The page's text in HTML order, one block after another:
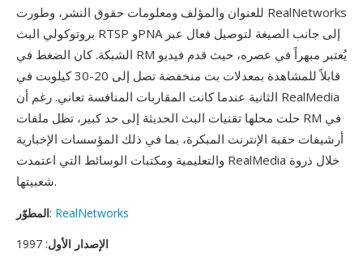
للعنوان والمؤلف ومعلومات حقوق النشر، وطورت RealNetworks
بروتوكولي البث RTSP وPNA إلى جانب الصيغة لتوصيل فعال عبر
الشبكة. كان الضغط في RM يُعتبر مبهراً في عصره، حيث قدم فيديو
قابلاً للمشاهدة بمعدلات بت منخفضة تصل إلى 20-30 كيلوبت في
الثانية عندما كانت المقاربات المنافسة تعاني. رغم أن RealMedia
حلت محلها تقنيات البث الحديثة إلى حد كبير، تظل ملفات RM في
أرشيفات حقبة الإنترنت المبكرة، بما في ذلك المؤسسات الإخبارية
والتعليمية ومكتبات الوسائط التي اعتمدت RealMedia خلال ذروة
شعبيتها.
المطوّر: RealNetworks
الإصدار الأول: 1997